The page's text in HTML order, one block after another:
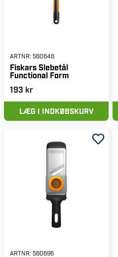
ARTNR: 560646
Fiskars Slebetål
Functional Form
193 kr
LÆG I INDKØBSKURV
ARTNR: 560696